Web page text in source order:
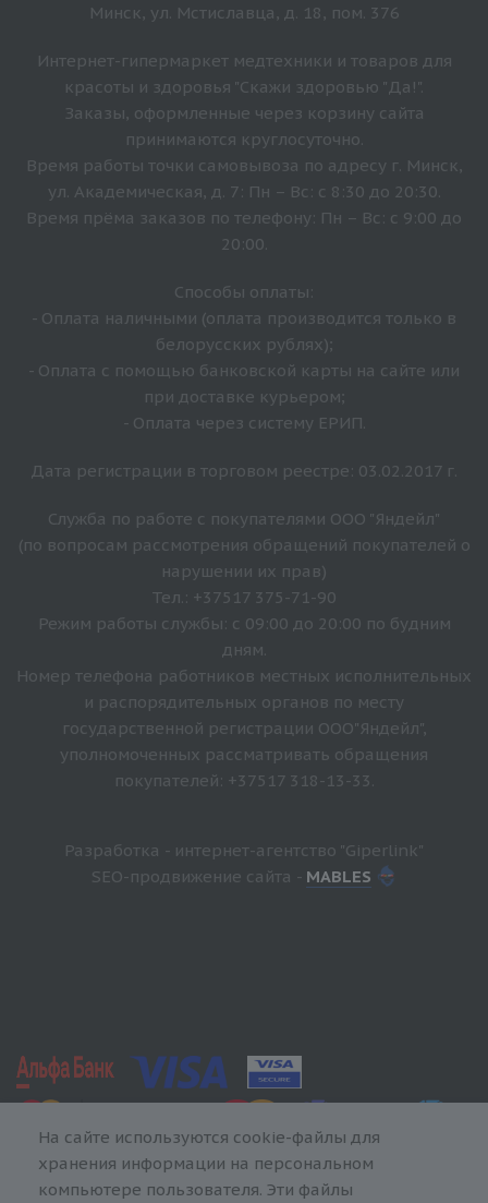
Минск, ул. Мстиславца, д. 18, пом. 376
Интернет-гипермаркет медтехники и товаров для
красоты и здоровья "Скажи здоровью "Да!".
Заказы, оформленные через корзину сайта
принимаются круглосуточно.
Время работы точки самовывоза по адресу г. Минск,
ул. Академическая, д. 7: Пн – Вс: с 8:30 до 20:30.
Время прёма заказов по телефону: Пн – Вс: с 9:00 до
20:00.
Способы оплаты:
- Оплата наличными (оплата производится только в
белорусских рублях);
- Оплата с помощью банковской карты на сайте или
при доставке курьером;
- Оплата через систему ЕРИП.
Дата регистрации в торговом реестре: 03.02.2017 г.
Служба по работе с покупателями ООО "Яндейл"
(по вопросам рассмотрения обращений покупателей о
нарушении их прав)
Тел.: +37517 375-71-90
Режим работы службы: с 09:00 до 20:00 по будним
дням.
Номер телефона работников местных исполнительных
и распорядительных органов по месту
государственной регистрации ООО"Яндейл",
уполномоченных рассматривать обращения
покупателей: +37517 318-13-33.
Разработка - интернет-агентство "Giperlink"
SEO-продвижение сайта - MABLES
На сайте используются cookie-файлы для
хранения информации на персональном
компьютере пользователя. Эти файлы